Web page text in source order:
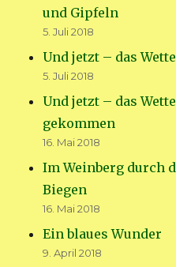
und Gipfeln
5. Juli 2018
Und jetzt – das
5. Juli 2018
Und jetzt – das
gekommen
16. Mai 2018
Im Weinberg durch
Biegen
16. Mai 2018
Ein blaues Wunder
9. April 2018